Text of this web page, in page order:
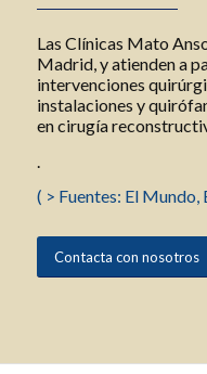
Las Clínicas Mato
Madrid, y atienden a
intervenciones
instalaciones y
en cirugía
( > Fuentes: El Mundo,
Contacta con nosotros